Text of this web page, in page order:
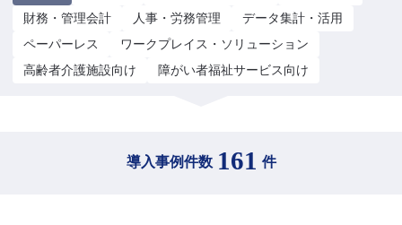
財務・管理会計
人事・労務管理
データ集計・活用
ペーパーレス
ワークプレイス・ソリューション
高齢者介護施設向け
障がい者福祉サービス向け
導入事例件数 161 件